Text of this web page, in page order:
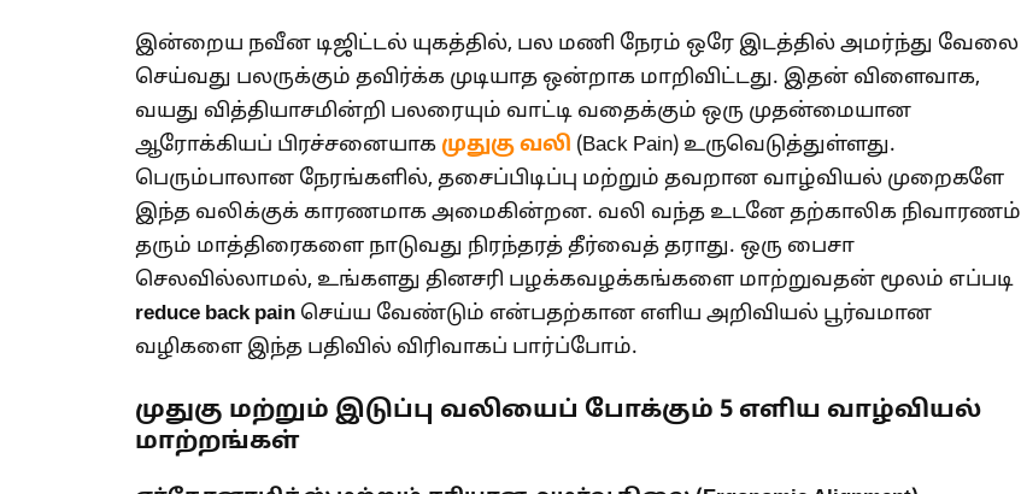
இன்றைய நவீன டிஜிட்டல் யுகத்தில், பல மணி நேரம் ஒரே இடத்தில் அமர்ந்து வேலை
செய்வது பலருக்கும் தவிர்க்க முடியாத ஒன்றாக மாறிவிட்டது. இதன் விளைவாக,
வயது வித்தியாசமின்றி பலரையும் வாட்டி வதைக்கும் ஒரு முதன்மையான
ஆரோக்கியப் பிரச்சனையாக முதுகு வலி (Back Pain) உருவெடுத்துள்ளது.
பெரும்பாலான நேரங்களில், தசைப்பிடிப்பு மற்றும் தவறான வாழ்வியல் முறைகளே
இந்த வலிக்குக் காரணமாக அமைகின்றன. வலி வந்த உடனே தற்காலிக நிவாரணம்
தரும் மாத்திரைகளை நாடுவது நிரந்தரத் தீர்வைத் தராது. ஒரு பைசா
செலவில்லாமல், உங்களது தினசரி பழக்கவழக்கங்களை மாற்றுவதன் மூலம் எப்படி
reduce back pain செய்ய வேண்டும் என்பதற்கான எளிய அறிவியல் பூர்வமான
வழிகளை இந்த பதிவில் விரிவாகப் பார்ப்போம்.
முதுகு மற்றும் இடுப்பு வலியைப் போக்கும் 5 எளிய வாழ்வியல்
மாற்றங்கள்